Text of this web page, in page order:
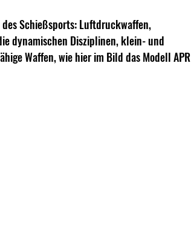
Schießsports: Luftdruckwaffen,
dynamischen Disziplinen, klein- und
Waffen, wie hier im Bild das Modell APR